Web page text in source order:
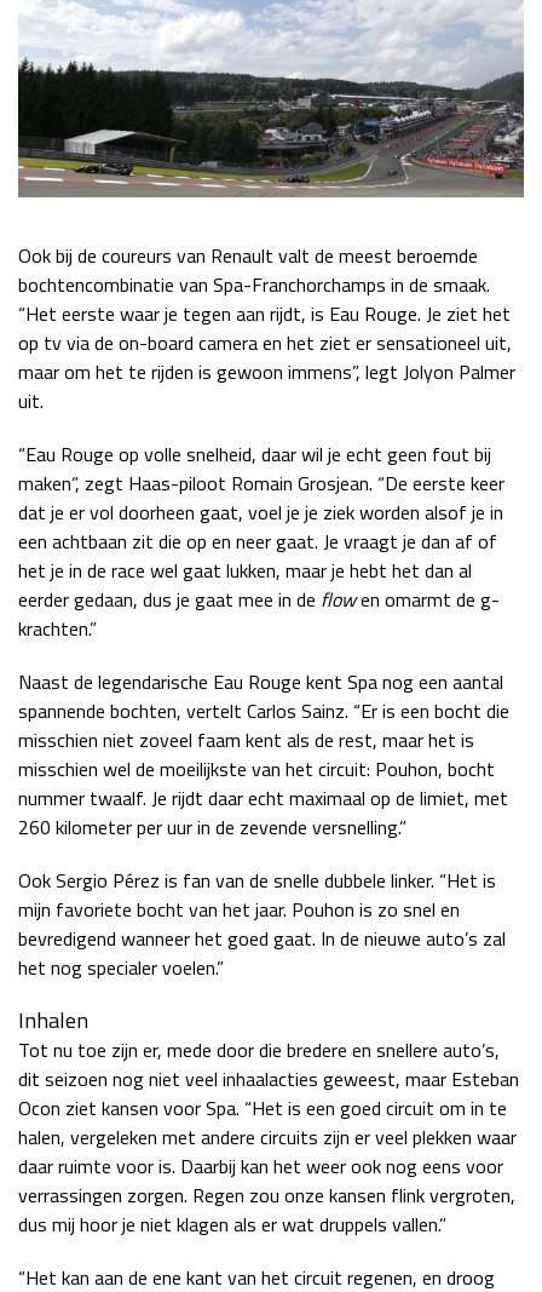
Ook bij de coureurs van Renault valt de meest beroemde
bochtencombinatie van Spa-Franchorchamps in de smaak.
“Het eerste waar je tegen aan rijdt, is Eau Rouge. Je ziet het
op tv via de on-board camera en het ziet er sensationeel uit,
maar om het te rijden is gewoon immens”, legt Jolyon Palmer
uit.
“Eau Rouge op volle snelheid, daar wil je echt geen fout bij
maken”, zegt Haas-piloot Romain Grosjean. “De eerste keer
dat je er vol doorheen gaat, voel je je ziek worden alsof je in
een achtbaan zit die op en neer gaat. Je vraagt je dan af of
het je in de race wel gaat lukken, maar je hebt het dan al
eerder gedaan, dus je gaat mee in de flowen omarmt de g-
krachten.”
Naast de legendarische Eau Rouge kent Spa nog een aantal
spannende bochten, vertelt Carlos Sainz. “Er is een bocht die
misschien niet zoveel faam kent als de rest, maar het is
misschien wel de moeilijkste van het circuit: Pouhon, bocht
nummer twaalf. Je rijdt daar echt maximaal op de limiet, met
260 kilometer per uur in de zevende versnelling.”
Ook Sergio Pérez is fan van de snelle dubbele linker. “Het is
mijn favoriete bocht van het jaar. Pouhon is zo snel en
bevredigend wanneer het goed gaat. In de nieuwe auto’s zal
het nog specialer voelen.”
Inhalen
Tot nu toe zijn er, mede door die bredere en snellere auto’s,
dit seizoen nog niet veel inhaalacties geweest, maar Esteban
Ocon ziet kansen voor Spa. “Het is een goed circuit om in te
halen, vergeleken met andere circuits zijn er veel plekken waar
daar ruimte voor is. Daarbij kan het weer ook nog eens voor
verrassingen zorgen. Regen zou onze kansen flink vergroten,
dus mij hoor je niet klagen als er wat druppels vallen.”
“Het kan aan de ene kant van het circuit regenen, en droog